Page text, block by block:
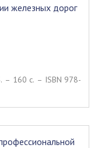
железных дорог
160 c. – ISBN 978-